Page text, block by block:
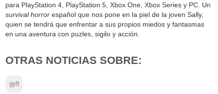
para PlayStation 4, PlayStation 5, Xbox One, Xbox Series y PC. Un
survival horror español que nos pone en la piel de la joven Sally,
quien se tendrá que enfrentar a sus propios miedos y fantasmas
en una aventura con puzles, sigilo y acción.
OTRAS NOTICIAS SOBRE:
gylt